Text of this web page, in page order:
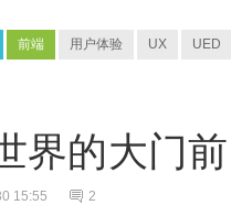
前端 用户体验 UX UED
界的大门
15:55 2